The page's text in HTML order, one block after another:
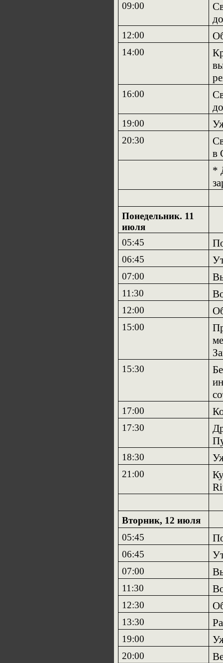
09:00
12:00
14:00
16:00
19:00
20:30
в
*
Понедельник. 11
июля
05:45
06:45
07:00
11:30
12:00
15:00
15:30
17:00
17:30
18:30
21:00
Вторник, 12 июля
05:45
06:45
07:00
11:30
12:30
13:30
19:00
20:00